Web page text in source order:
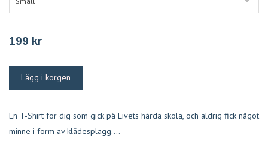
199 kr
En T-Shirt för dig som gick på Livets hårda skola, och aldrig fick något
minne i form av klädesplagg....